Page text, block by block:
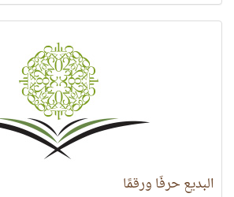
البديع حرفًا ورقمًا